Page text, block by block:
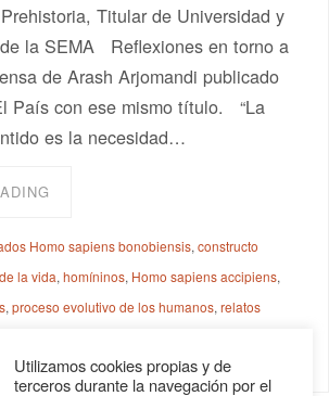
Titular de Universidad y
la SEMA Reflexiones en torno a
de Arash Arjomandi publicado
País con ese mismo título. “La
es la necesidad…
Homo sapiens bonobiensis,constructo
la vida,homíninos, Homo sapiens accipiens,
,proceso evolutivo de los humanos,relatos
Utilizamos cookies propias y de
terceros durante la navegación por el